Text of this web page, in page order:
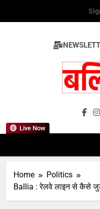
Live Now
Home
Politics
Ballia : रेलवे लाइन से कैसे